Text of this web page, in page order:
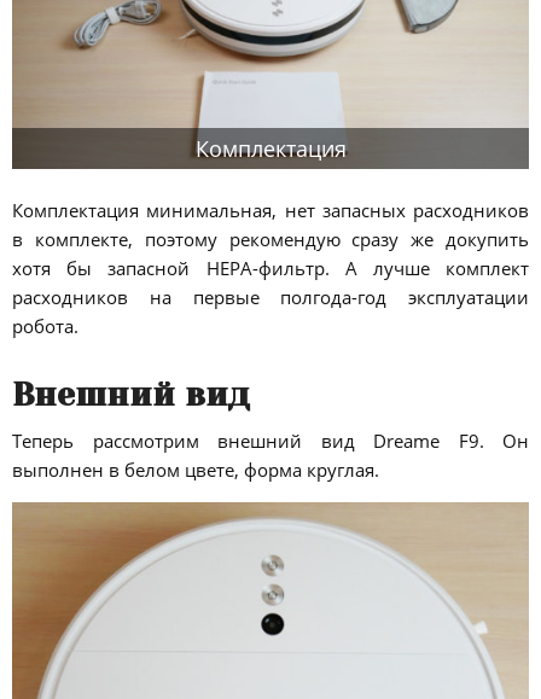
Комплектация
Комплектация минимальная, нет запасных расходников
в комплекте, поэтому рекомендую сразу же докупить
хотя бы запасной HEPA-фильтр. А лучше комплект
расходников на первые полгода-год эксплуатации
робота.
Внешний вид
Теперь рассмотрим внешний вид Dreame F9. Он
выполнен в белом цвете, форма круглая.